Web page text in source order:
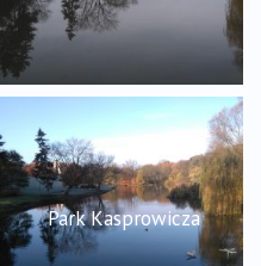
Park Kasprowicza